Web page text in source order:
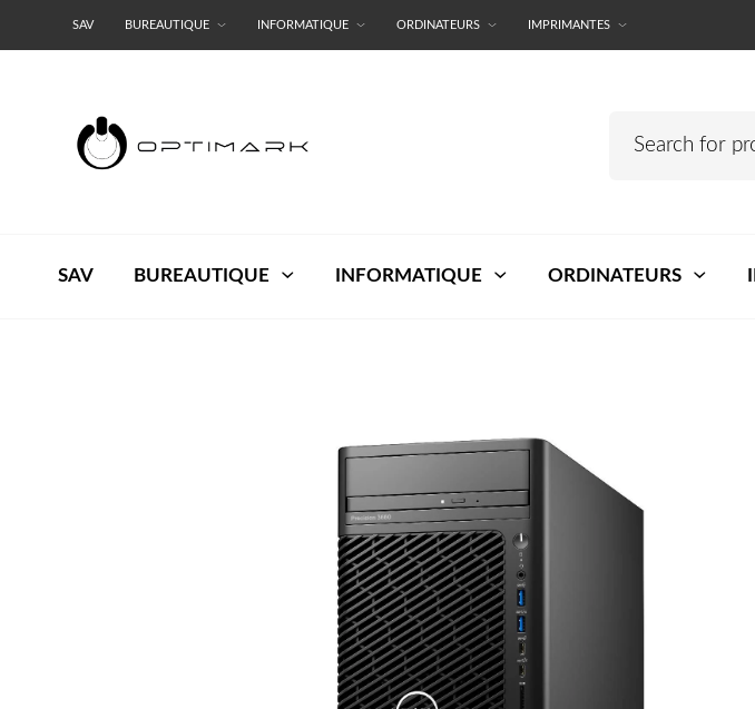
SAV BUREAUTIQUE INFORMATIQUE ORDINATEURS IMPRIMANTES
SAV BUREAUTIQUE INFORMATIQUE ORDINATEURS